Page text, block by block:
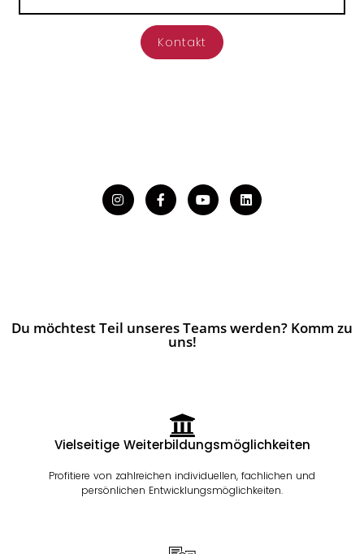
Kontakt
Du möchtest Teil unseres Teams werden? Komm zu
uns!
Vielseitige Weiterbildungsmöglichkeiten
Profitiere von zahlreichen individuellen, fachlichen und
persönlichen Entwicklungsmöglichkeiten.